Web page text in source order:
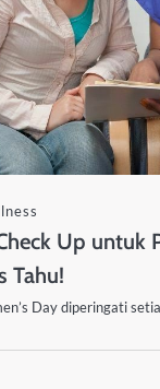
Up untuk
Tahu!
Day diperingati